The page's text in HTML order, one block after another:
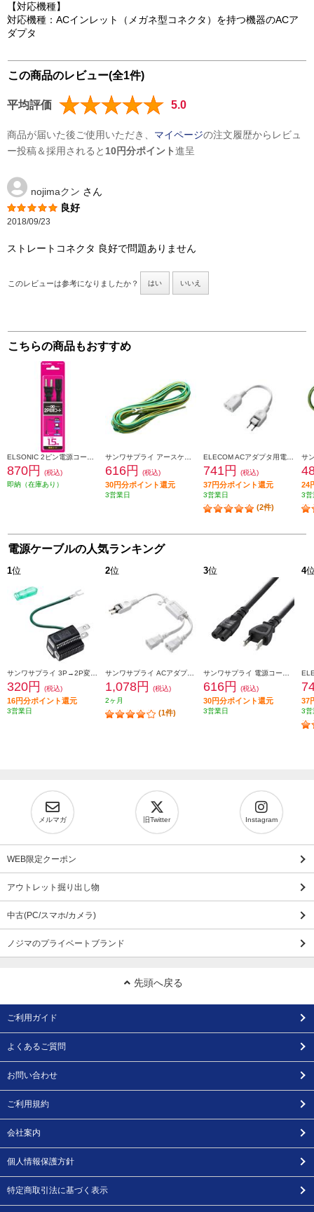
【対応機種】
対応機種：ACインレット（メガネ型コネクタ）を持つ機器のACア
ダプタ
この商品のレビュー(全1件)
平均評価 5.0
商品が届いた後ご使用いただき、 マイページの注文履歴からレビュ
ー投稿＆採用されると 10円分ポイント進呈
nojimaクン さん
良好
2018/09/23
ストレートコネクタ 良好で問題ありません
このレビューは参考になりましたか？ はい いいえ
こちらの商品もおすすめ
870円
(税込)
即納（在庫あり）
616円 (税込)
30円分ポイント還元
3営業日
741円 (税込)
37円分ポイント還元
3営業日
(2件)
24
3営
電源ケーブルの人気ランキング
1位
320円 (税込)
16円分ポイント還元
3営業日
2位
サンワサプライ ACアダプタ専用電源延長コード 2分岐・ホワイト TAP-EX2WN
1,078円
(税込)
2ヶ月
(1件)
3位
616円 (税込)
30円分ポイント還元
3営業日
4
37
3営
メルマガ 旧Twitter Instagram
WEB限定クーポン
アウトレット掘り出し物
中古(PC/スマホ/カメラ)
ノジマのプライベートブランド
先頭へ戻る
ご利用ガイド
よくあるご質問
お問い合わせ
ご利用規約
会社案内
個人情報保護方針
特定商取引法に基づく表示